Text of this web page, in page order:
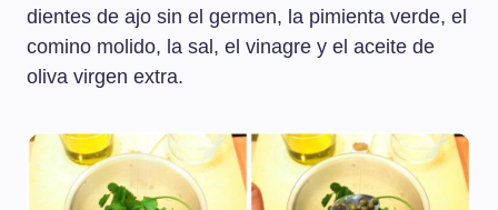
dientes de ajo sin el germen, la pimienta verde, el
comino molido, la sal, el vinagre y el aceite de
oliva virgen extra.